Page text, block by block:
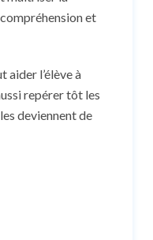
et
aider l’élève à
repérer tôt les
deviennent de